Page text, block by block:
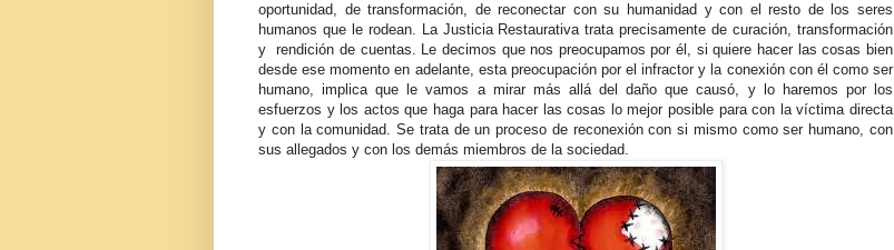
oportunidad, de transformación, de reconectar con su humanidad y con el resto de los seres
humanos que le rodean. La Justicia Restaurativa trata precisamente de curación, transformación
y rendición de cuentas. Le decimos que nos preocupamos por él, si quiere hacer las cosas bien
desde ese momento en adelante, esta preocupación por el infractor y la conexión con él como ser
humano, implica que le vamos a mirar más allá del daño que causó, y lo haremos por los
esfuerzos y los actos que haga para hacer las cosas lo mejor posible para con la víctima directa
y con la comunidad. Se trata de un proceso de reconexión con si mismo como ser humano, con
sus allegados y con los demás miembros de la sociedad.